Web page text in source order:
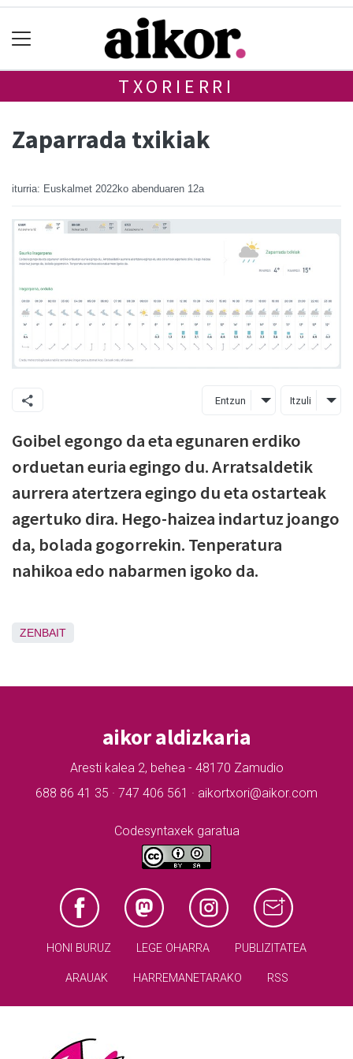
TXORIERRI
Zaparrada txikiak
iturria: Euskalmet 2022ko abenduaren 12a
Entzun Itzuli
Goibel egongo da eta egunaren erdiko
orduetan euria egingo du. Arratsaldetik
aurrera atertzera egingo du eta ostarteak
agertuko dira. Hego-haizea indartuz joango
da, bolada gogorrekin. Tenperatura
nahikoa edo nabarmen igoko da.
ZENBAIT
aikor aldizkaria
Aresti kalea 2, behea - 48170 Zamudio
688 86 41 35 · 747 406 561 · aikortxori@aikor.com
Codesyntaxek garatua
HONI BURUZ LEGE OHARRA PUBLIZITATEA
ARAUAK HARREMANETARAKO RSS